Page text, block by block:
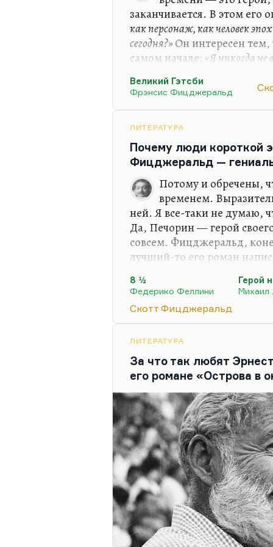
заканчивается. В этом его
как персонаж, как человек
сегодня?»Он интересен
самом начале: «Я никогда не
чья витальность была бы так
страшно энергичный,
сноба бьет под конец. Он
горячо, ярко, страстно
Великий Гэтсби
Фрэнсис Фицджеральд
ЛИТЕРАТУРА
Почему люди короткой
Фицджеральд —
Потому и обречены,
временем.
ней. Я все-таки не думаю,
Да, Печорин — герой
совсем. Фицджеральд,
лучший-то его роман
«Ночь нежна». «Tender Is
Как сказал Олеша: «Над
изящества». «Великий
«Ночь нежна» и гораздо
кажется.
8 ½
Федерико Феллини
Герой
Михаил
Скотт Фицджеральд
ЛИТЕРАТУРА
За что так любят
его романе «Острова в